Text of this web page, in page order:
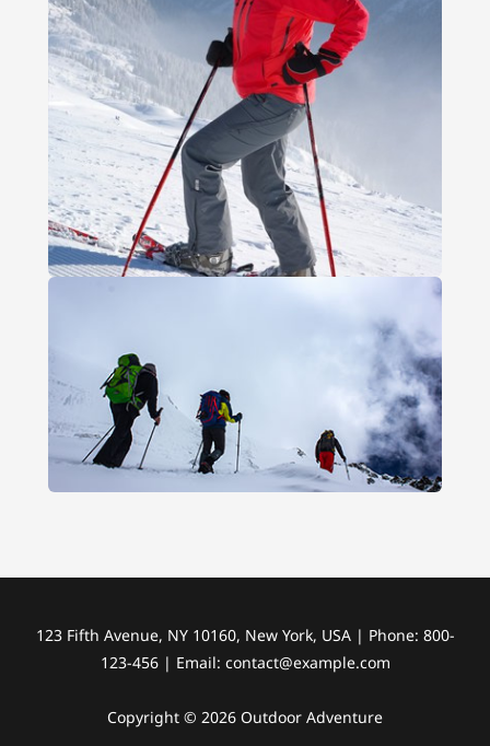
123 Fifth Avenue, NY 10160, New York, USA | Phone: 800-
123-456 | Email: contact@example.com
Copyright © 2026 Outdoor Adventure